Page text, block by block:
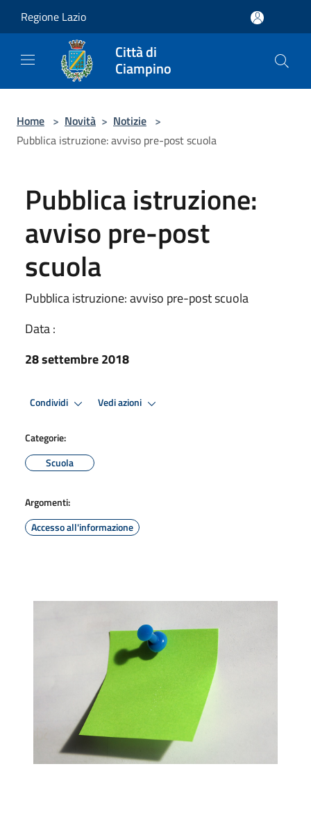
Regione Lazio
Città di
Ciampino
Home > Novità > Notizie >
Pubblica istruzione: avviso pre-post scuola
Pubblica istruzione:
avviso pre-post
scuola
Pubblica istruzione: avviso pre-post scuola
Data :
28 settembre 2018
Condividi Vedi azioni
Categorie:
Scuola
Argomenti:
Accesso all'informazione